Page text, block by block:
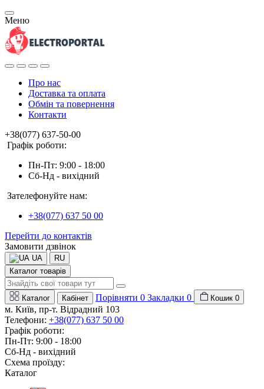
Меню
Про нас
Доставка та оплата
Обмін та повернення
Контакти
+38(077) 637-50-00
Графік роботи:
Пн-Пт: 9:00 - 18:00
Сб-Нд - вихідний
Зателефонуйте нам:
+38(077) 637 50 00
Перейти до контактів
Замовити дзвінок
UA
RU
Каталог товарів
Каталог Кабінет Порівняти 0 Закладки 0 Кошик 0
м. Київ, пр-т. Відрадний 103
Телефони: +38(077) 637 50 00
Графік роботи:
Пн-Пт: 9:00 - 18:00
Сб-Нд - вихідний
Схема проїзду:
Каталог